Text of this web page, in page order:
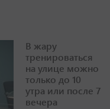
В жару
тренироваться
на улице можно
только до 10
утра или после 7
вечера